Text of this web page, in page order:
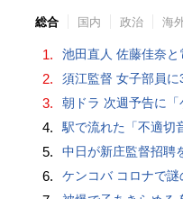
総合 国内 政治 海
1. 池田直人 佐藤佳奈と
2. 須江監督 女子部員に
3. 朝ドラ 次週予告に「
4. 駅で流れた「不適切
5. 中日が新庄監督招聘
6. ケンコバ コロナで謎